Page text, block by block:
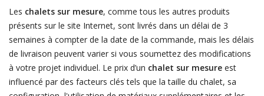
Les chalets sur mesure, comme tous les autres produits
présents sur le site Internet, sont livrés dans un délai de 3
semaines à compter de la date de la commande, mais les délais
de livraison peuvent varier si vous soumettez des modifications
à votre projet individuel. Le prix d’un chalet sur mesureest
influencé par des facteurs clés tels que la taille du chalet, sa